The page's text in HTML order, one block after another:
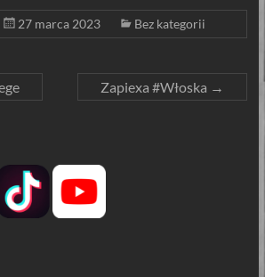
27 marca 2023 Bez kategorii
Zapiexa #Włoska →